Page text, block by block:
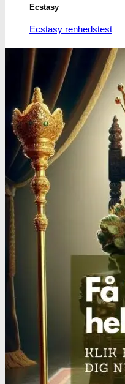
Ecstasy
Ecstasy renhedstest
Heroin
Heroin renhedstest
Badesalte
Badesalte renhedstest
LSD
LSD renhedstest
Benzodiazepiner
Benzoer renhedstest
GHB/Hætter
GHB/Hætter renhedstest
Ketamin
Ketamin renhedstest
MCPP